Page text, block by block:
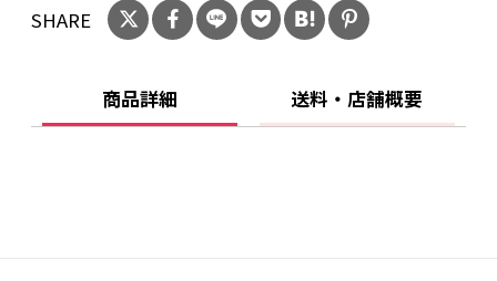
リーズは全4種
・てんぐ
・ろくろ首
SHARE
商品詳細 送料・店舗概要